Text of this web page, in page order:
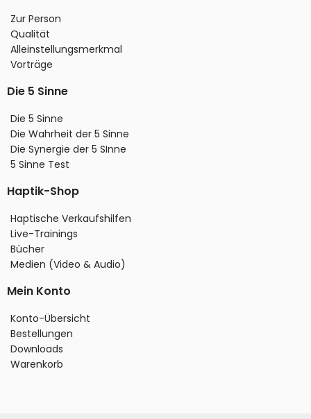
Zur Person
Qualität
Alleinstellungsmerkmal
Vorträge
Die 5 Sinne
Die 5 Sinne
Die Wahrheit der 5 Sinne
Die Synergie der 5 SInne
5 Sinne Test
Haptik-Shop
Haptische Verkaufshilfen
Live-Trainings
Bücher
Medien (Video & Audio)
Mein Konto
Konto-Übersicht
Bestellungen
Downloads
Warenkorb